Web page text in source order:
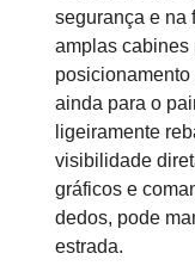
segurança e na
amplas cabines
ainda para o
ligeiramente
visibilidade
gráficos e
dedos, pode
estrada.